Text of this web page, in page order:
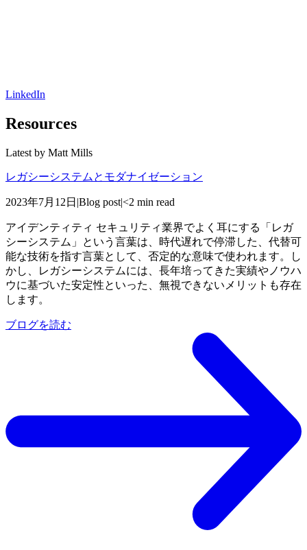
LinkedIn
Resources
Latest by Matt Mills
レガシーシステムとモダナイゼーション
2023年7月12日 |Blog post|<2 min read
アイデンティティ セキュリティ業界でよく耳にする「レガ
シーシステム」という言葉は、時代遅れで停滞した、代替可
能な技術を指す言葉として、否定的な意味で使われます。し
かし、レガシーシステムには、長年培ってきた実績やノウハ
ウに基づいた安定性といった、無視できないメリットも存在
します。
ブログを読む